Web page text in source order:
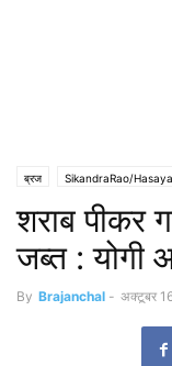
ब्रज SikandraRao/
शराब पीकर
जब्त : योगी
By Brajanchal - अक्टूबर